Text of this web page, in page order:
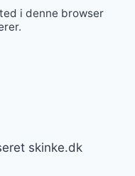
i denne browser
skinke.dk